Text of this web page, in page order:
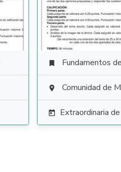
 Fundamentos
 Comunidad de
 Extraordinaria